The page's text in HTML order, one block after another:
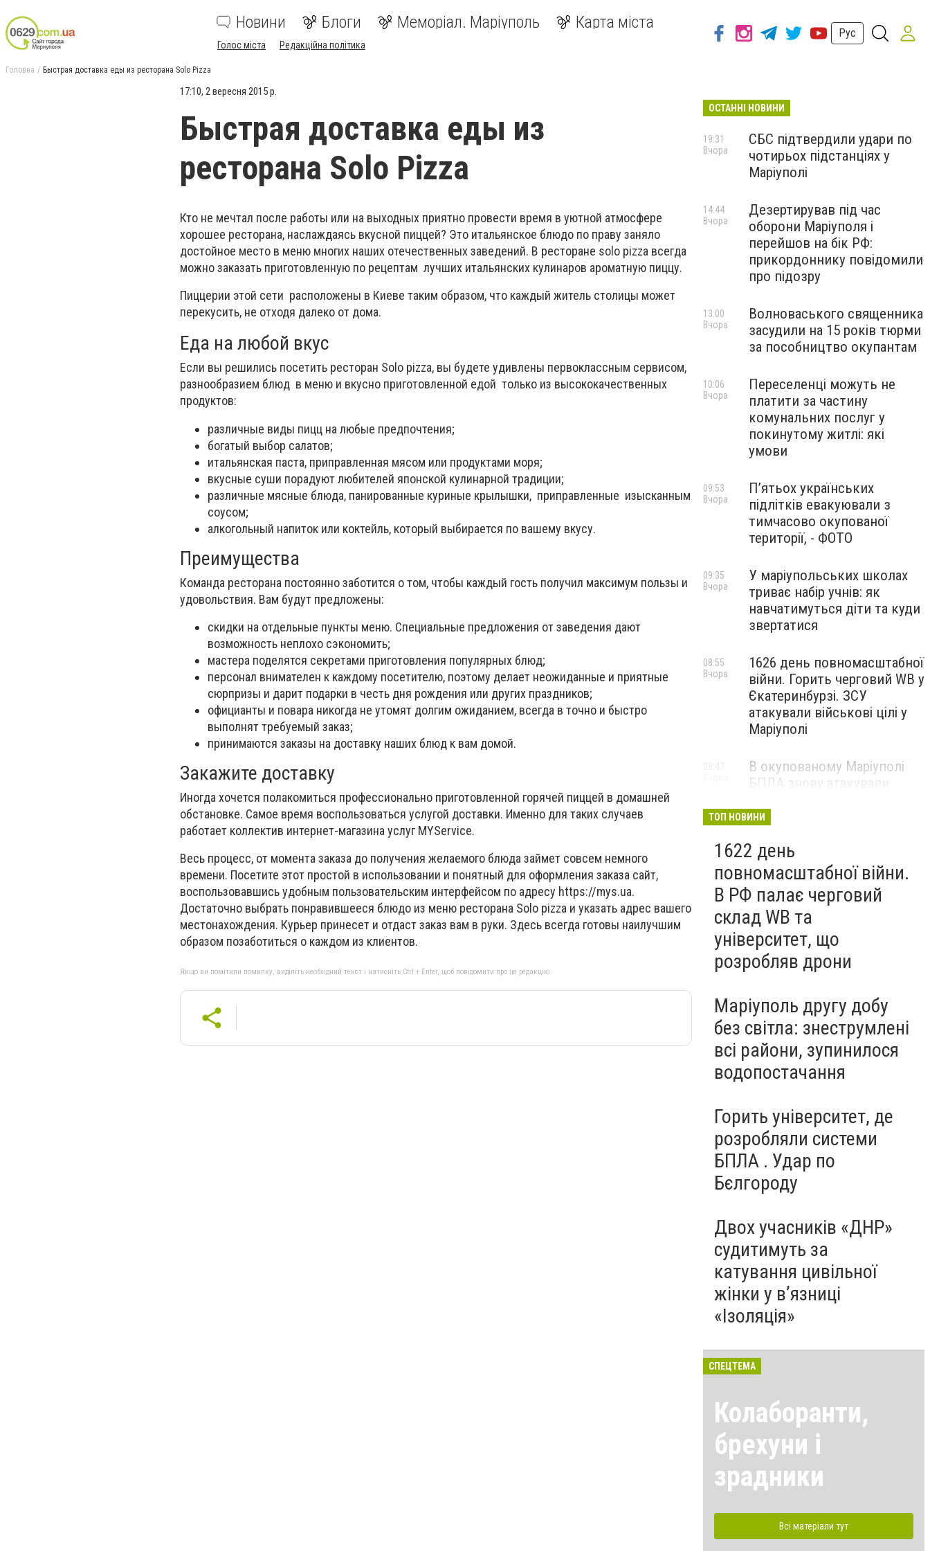
Новини Блоги Меморіал. Маріуполь Карта міста
Голос міста Редакційна політика
Рус
Головна Быстрая доставка еды из ресторана Solo Pizza
17:10, 2 вересня 2015 р.
Быстрая доставка еды из
ресторана Solo Pizza
Кто не мечтал после работы или на выходных приятно провести время в уютной атмосфере
хорошее ресторана, наслаждаясь вкусной пиццей? Это итальянское блюдо по праву заняло
достойное место в меню многих наших отечественных заведений. В ресторане solo pizza всегда
можно заказать приготовленную по рецептам лучших итальянских кулинаров ароматную пиццу.
Пиццерии этой сети расположены в Киеве таким образом, что каждый житель столицы может
перекусить, не отходя далеко от дома.
Еда на любой вкус
Если вы решились посетить ресторан Solo pizza, вы будете удивлены первоклассным сервисом,
разнообразием блюд в меню и вкусно приготовленной едой только из высококачественных
продуктов:
различные виды пицц на любые предпочтения;
богатый выбор салатов;
итальянская паста, приправленная мясом или продуктами моря;
вкусные суши порадуют любителей японской кулинарной традиции;
различные мясные блюда, панированные куриные крылышки, приправленные изысканным
соусом;
алкогольный напиток или коктейль, который выбирается по вашему вкусу.
Преимущества
Команда ресторана постоянно заботится о том, чтобы каждый гость получил максимум пользы и
удовольствия. Вам будут предложены:
скидки на отдельные пункты меню. Специальные предложения от заведения дают
возможность неплохо сэкономить;
мастера поделятся секретами приготовления популярных блюд;
персонал внимателен к каждому посетителю, поэтому делает неожиданные и приятные
сюрпризы и дарит подарки в честь дня рождения или других праздников;
официанты и повара никогда не утомят долгим ожиданием, всегда в точно и быстро
выполнят требуемый заказ;
принимаются заказы на доставку наших блюд к вам домой.
Закажите доставку
Иногда хочется полакомиться профессионально приготовленной горячей пиццей в домашней
обстановке. Самое время воспользоваться услугой доставки. Именно для таких случаев
работает коллектив интернет-магазина услуг MYService.
Весь процесс, от момента заказа до получения желаемого блюда займет совсем немного
времени. Посетите этот простой в использовании и понятный для оформления заказа сайт,
воспользовавшись удобным пользовательским интерфейсом по адресу https://mys.ua.
Достаточно выбрать понравившееся блюдо из меню ресторана Solo pizza и указать адрес вашего
местонахождения. Курьер принесет и отдаст заказ вам в руки. Здесь всегда готовы наилучшим
образом позаботиться о каждом из клиентов.
Якщо ви помітили помилку, виділіть необхідний текст і натисніть Ctrl + Enter, щоб повідомити про це редакцію
ОСТАННІ НОВИНИ
СБС підтвердили удари по
чотирьох підстанціях у
Маріуполі
19:31
Вчора
Дезертирував під час
оборони Маріуполя і
перейшов на бік РФ:
прикордоннику повідомили
про підозру
14:44
Вчора
Волноваського священника
засудили на 15 років тюрми
за пособництво окупантам
13:00
Вчора
Переселенці можуть не
платити за частину
комунальних послуг у
покинутому житлі: які
умови
10:06
Вчора
П’ятьох українських
підлітків евакуювали з
тимчасово окупованої
території, - ФОТО
09:53
Вчора
У маріупольських школах
триває набір учнів: як
навчатимуться діти та куди
звертатися
09:35
Вчора
1626 день повномасштабної
війни. Горить черговий WB у
Єкатеринбурзі. ЗСУ
атакували військові цілі у
Маріуполі
08:55
Вчора
В окупованому Маріуполі
БПЛА знову атакували
— ВІДЕО
ТОП НОВИНИ
1622 день
повномасштабної війни.
В РФ палає черговий
склад WB та
університет, що
розробляв дрони
Маріуполь другу добу
без світла: знеструмлені
всі райони, зупинилося
водопостачання
Горить університет, де
розробляли системи
БПЛА . Удар по
Бєлгороду
Двох учасників «ДНР»
судитимуть за
катування цивільної
жінки у в’язниці
«Ізоляція»
СПЕЦТЕМА
Колаборанти,
брехуни і
зрадники
Всі матеріали тут